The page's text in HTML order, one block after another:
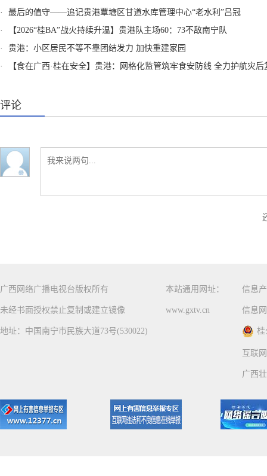
·
最后的值守——追记贵港覃塘区甘道水库管理中心“老水利”吕冠
·
【2026“桂BA”战火持续升温】贵港队主场60：73不敌南宁队
·
贵港：小区居民不等不靠团结发力 加快重建家园
·
【食在广西·桂在安全】贵港：网格化监管筑牢食安防线 全力护航灾后复工复
评论
广西网络广播电视台版权所有
未经书面授权禁止复制或建立镜像
地址：中国南宁市民族大道73号(530022)
本站通用网址：
www.gxtv.cn
信息
信息
桂
互联
广西